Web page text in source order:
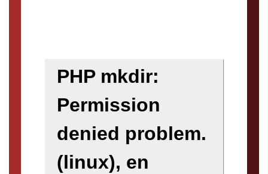
PHP mkdir:
Permission
denied problem.
(linux), en